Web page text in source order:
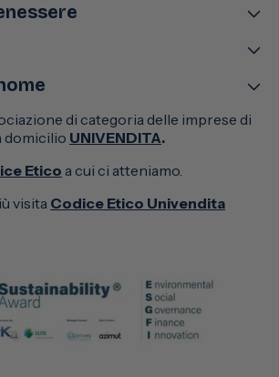
di categoria delle imprese di
domicilio UNIVENDITA.
Etico a cui ci atteniamo.
visita Codice Etico Univendita